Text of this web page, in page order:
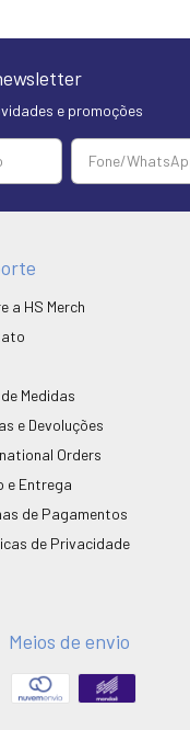
e promoções
a HS Merch
Medidas
e Devoluções
Orders
e Entrega
de Pagamentos
de Privacidade
Meios de envio